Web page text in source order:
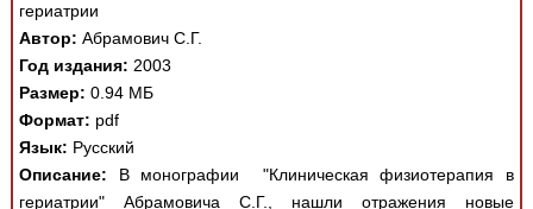
гериатрии
Автор: Абрамович С.Г.
Год издания: 2003
Размер: 0.94 МБ
Формат: pdf
Язык: Русский
Описание: В монографии "Клиническая физиотерапия в
гериатрии" Абрамовича С.Г., нашли отражения новые